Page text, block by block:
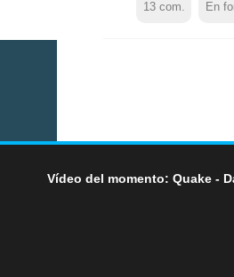
13com. En
Vídeo del momento: Quake -